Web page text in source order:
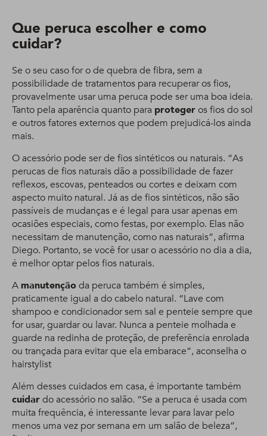
Que peruca escolher e como
cuidar?
Se o seu caso for o de quebra de fibra, sem a
possibilidade de tratamentos para recuperar os fios,
provavelmente usar uma peruca pode ser uma boa ideia.
Tanto pela aparência quanto para protegeros fios do sol
e outros fatores externos que podem prejudicá-los ainda
mais.
O acessório pode ser de fios sintéticos ou naturais. “As
perucas de fios naturais dão a possibilidade de fazer
reflexos, escovas, penteados ou cortes e deixam com
aspecto muito natural. Já as de fios sintéticos, não são
passíveis de mudanças e é legal para usar apenas em
ocasiões especiais, como festas, por exemplo. Elas não
necessitam de manutenção, como nas naturais”, afirma
Diego. Portanto, se você for usar o acessório no dia a dia,
é melhor optar pelos fios naturais.
Amanutenção da peruca também é simples,
praticamente igual a do cabelo natural. “Lave com
shampoo e condicionador sem sal e penteie sempre que
for usar, guardar ou lavar. Nunca a penteie molhada e
guarde na redinha de proteção, de preferência enrolada
ou trançada para evitar que ela embarace”, aconselha o
hairstylist
Além desses cuidados em casa, é importante também
cuidardo acessório no salão. “Se a peruca é usada com
muita frequência, é interessante levar para lavar pelo
menos uma vez por semana em um salão de beleza”,